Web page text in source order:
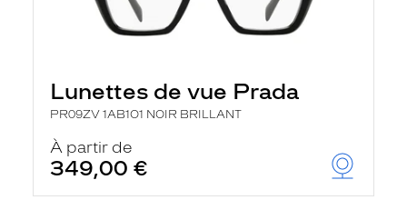
Lunettes de vue Prada
PR09ZV 1AB1O1 NOIR BRILLANT
À partir de
349,00 €